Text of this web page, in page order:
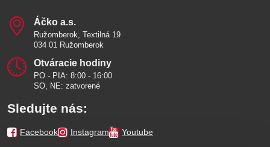
Áčko a​.s​.
Ružomberok, Textilná 19
034 01 Ružomberok
Otváracie hodiny
PO - PIA: 8:00 - 16:00
SO, NE: zatvorené
Sledujte nás:
Facebook Instagram Youtube